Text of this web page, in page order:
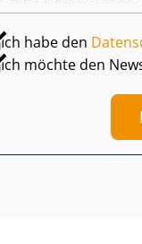
Ich habe den
Ich möchte den